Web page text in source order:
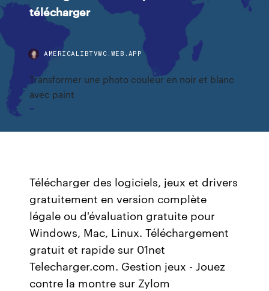
télécharger
AMERICALIBTVWC.WEB.APP
Transformer une photo couleur en noir et blanc
avec paint
Télécharger des logiciels, jeux et drivers
gratuitement en version complète
légale ou d'évaluation gratuite pour
Windows, Mac, Linux. Téléchargement
gratuit et rapide sur 01net
Telecharger.com. Gestion jeux - Jouez
contre la montre sur Zylom